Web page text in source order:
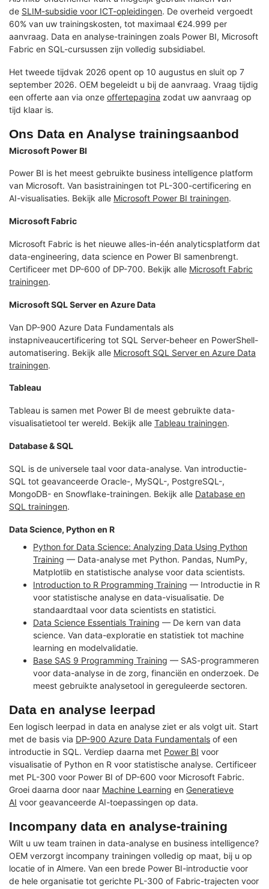
de SLIM-subsidie voor ICT-opleidingen. De overheid vergoedt
60% van uw trainingskosten, tot maximaal €24.999 per
aanvraag. Data en analyse-trainingen zoals Power BI, Microsoft
Fabric en SQL-cursussen zijn volledig subsidiabel.
Het tweede tijdvak 2026 opent op 10 augustus en sluit op 7
september 2026. OEM begeleidt u bij de aanvraag. Vraag tijdig
een offerte aan via onze offertepagina zodat uw aanvraag op
tijd klaar is.
Ons Data en Analyse trainingsaanbod
Microsoft Power BI
Power BI is het meest gebruikte business intelligence platform
van Microsoft. Van basistrainingen tot PL-300-certificering en
AI-visualisaties. Bekijk alle Microsoft Power BI trainingen.
Microsoft Fabric
Microsoft Fabric is het nieuwe alles-in-één analyticsplatform dat
data-engineering, data science en Power BI samenbrengt.
Certificeer met DP-600 of DP-700. Bekijk alle Microsoft Fabric
trainingen.
Microsoft SQL Server en Azure Data
Van DP-900 Azure Data Fundamentals als
instapniveaucertificering tot SQL Server-beheer en PowerShell-
automatisering. Bekijk alle Microsoft SQL Server en Azure Data
trainingen.
Tableau
Tableau is samen met Power BI de meest gebruikte data-
visualisatietool ter wereld. Bekijk alle Tableau trainingen.
Database & SQL
SQL is de universele taal voor data-analyse. Van introductie-
SQL tot geavanceerde Oracle-, MySQL-, PostgreSQL-,
MongoDB- en Snowflake-trainingen. Bekijk alle Database en
SQL trainingen.
Data Science, Python en R
Python for Data Science: Analyzing Data Using Python
Training — Data-analyse met Python. Pandas, NumPy,
Matplotlib en statistische analyse voor data scientists.
Introduction to R Programming Training — Introductie in R
voor statistische analyse en data-visualisatie. De
standaardtaal voor data scientists en statistici.
Data Science Essentials Training — De kern van data
science. Van data-exploratie en statistiek tot machine
learning en modelvalidatie.
Base SAS 9 Programming Training — SAS-programmeren
voor data-analyse in de zorg, financiën en onderzoek. De
meest gebruikte analysetool in gereguleerde sectoren.
Data en analyse leerpad
Een logisch leerpad in data en analyse ziet er als volgt uit. Start
met de basis via DP-900 Azure Data Fundamentals of een
introductie in SQL. Verdiep daarna met Power BI voor
visualisatie of Python en R voor statistische analyse. Certificeer
met PL-300 voor Power BI of DP-600 voor Microsoft Fabric.
Groei daarna door naar Machine Learning en Generatieve
AI voor geavanceerde AI-toepassingen op data.
Incompany data en analyse-training
Wilt u uw team trainen in data-analyse en business intelligence?
OEM verzorgt incompany trainingen volledig op maat, bij u op
locatie of in Almere. Van een brede Power BI-introductie voor
de hele organisatie tot gerichte PL-300 of Fabric-trajecten voor